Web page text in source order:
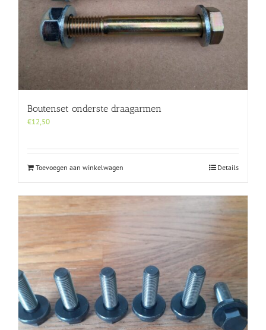
Boutenset onderste draagarmen
€12,50
Toevoegen aan winkelwagen Details